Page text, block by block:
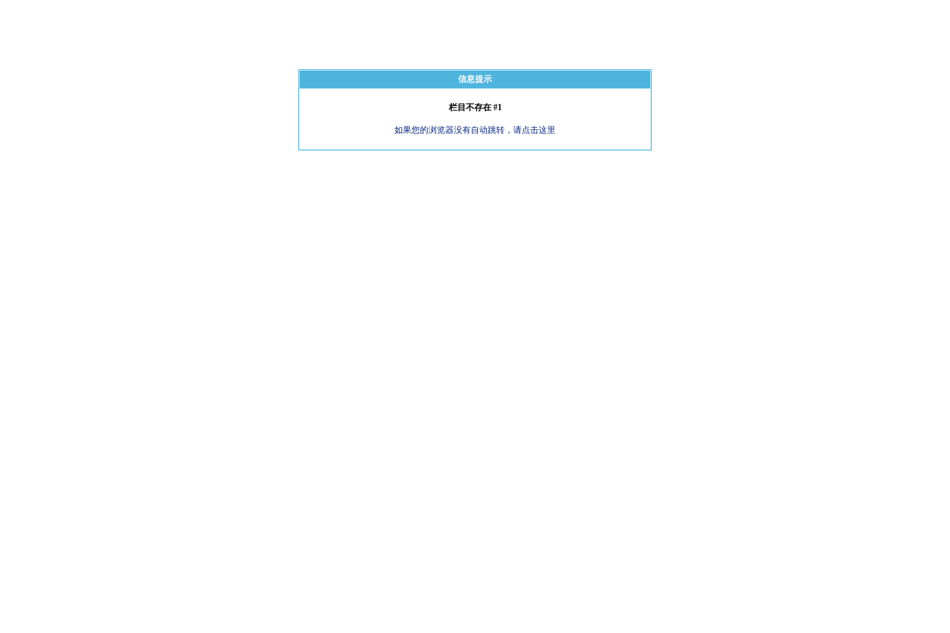
信息提示
栏目不存在 #1
如果您的浏览器没有自动跳转，请点击这里